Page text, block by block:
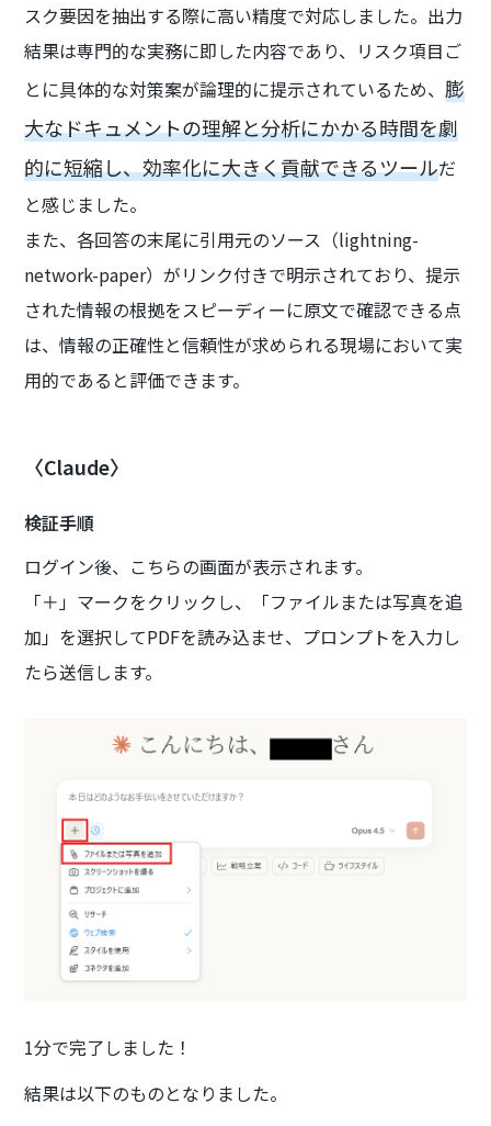
スク要因を抽出する際に高い精度で対応しました。出力
結果は専門的な実務に即した内容であり、リスク項目ご
とに具体的な対策案が論理的に提示されているため、膨
大なドキュメントの理解と分析にかかる時間を劇
的に短縮し、効率化に大きく貢献できるツールだ
と感じました。
また、各回答の末尾に引用元のソース（lightning-
network-paper）がリンク付きで明示されており、提示
された情報の根拠をスピーディーに原文で確認できる点
は、情報の正確性と信頼性が求められる現場において実
用的であると評価できます。
〈Claude〉
検証手順
ログイン後、こちらの画面が表示されます。
「＋」マークをクリックし、「ファイルまたは写真を追
加」を選択してPDFを読み込ませ、プロンプトを入力し
たら送信します。
1分で完了しました！
結果は以下のものとなりました。